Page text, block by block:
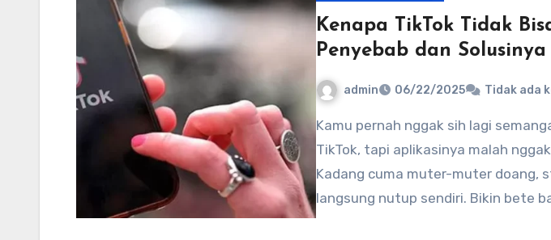
Kenapa TikTok Tidak
Penyebab dan Solusinya
admin 06/22/2025 Tidak ada
Kamu pernah nggak sih lagi semangat mau buka
TikTok, tapi aplikasinya malah
Kadang cuma muter-muter doang,
langsung nutup sendiri. Bikin bete